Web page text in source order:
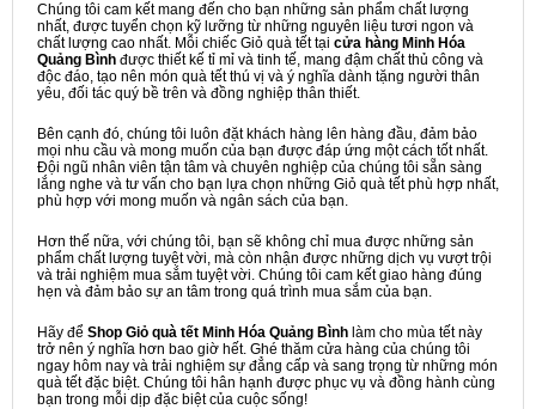
Chúng tôi cam kết mang đến cho bạn những sản phẩm chất lượng
nhất, được tuyển chọn kỹ lưỡng từ những nguyên liệu tươi ngon và
chất lượng cao nhất. Mỗi chiếc Giỏ quà tết tại cửa hàng Minh Hóa
Quảng Bình được thiết kế tỉ mỉ và tinh tế, mang đậm chất thủ công và
độc đáo, tạo nên món quà tết thú vị và ý nghĩa dành tặng người thân
yêu, đối tác quý bề trên và đồng nghiệp thân thiết.
Bên cạnh đó, chúng tôi luôn đặt khách hàng lên hàng đầu, đảm bảo
mọi nhu cầu và mong muốn của bạn được đáp ứng một cách tốt nhất.
Đội ngũ nhân viên tận tâm và chuyên nghiệp của chúng tôi sẵn sàng
lắng nghe và tư vấn cho bạn lựa chọn những Giỏ quà tết phù hợp nhất,
phù hợp với mong muốn và ngân sách của bạn.
Hơn thế nữa, với chúng tôi, bạn sẽ không chỉ mua được những sản
phẩm chất lượng tuyệt vời, mà còn nhận được những dịch vụ vượt trội
và trải nghiệm mua sắm tuyệt vời. Chúng tôi cam kết giao hàng đúng
hẹn và đảm bảo sự an tâm trong quá trình mua sắm của bạn.
Hãy để Shop Giỏ quà tết Minh Hóa Quảng Bình làm cho mùa tết này
trở nên ý nghĩa hơn bao giờ hết. Ghé thăm cửa hàng của chúng tôi
ngay hôm nay và trải nghiệm sự đẳng cấp và sang trọng từ những món
quà tết đặc biệt. Chúng tôi hân hạnh được phục vụ và đồng hành cùng
bạn trong mỗi dịp đặc biệt của cuộc sống!